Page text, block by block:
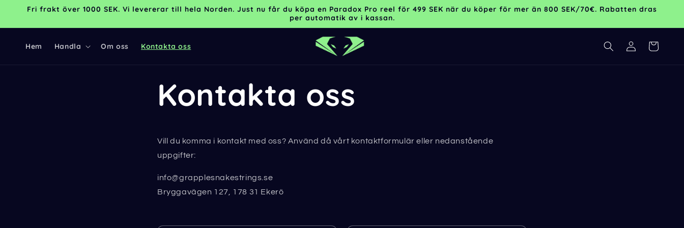
vidareFri frakt över 1000 SEK. Vi levererar till hela Norden. Just nu får du köpa en Paradox Pro reel för 499 SEK när du köper för mer än 800 SEK/70€. Rabatten dras
per automatik av i kassan.
Hem Handla Om oss Kontakta oss Varukorg
Kontakta oss
Vill du komma i kontakt med oss? Använd då vårt kontaktformulär eller nedanstående
uppgifter:
info@grapplesnakestrings.se
Bryggavägen 127, 178 31 Ekerö